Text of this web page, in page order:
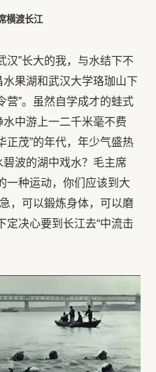
横渡长江
”长大的我，与水结下不
果湖和武汉大学珞珈山下
营”。虽然自学成才的蛙式
中游上一二千米毫不费
正茂”的年代，年少气盛热
波的湖中戏水？毛主席
一种运动，你们应该到大
，可以鍛炼身体，可以磨
定决心要到长江去“中流击